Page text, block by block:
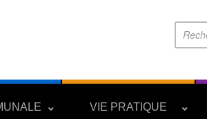
VIE PRATIQUE